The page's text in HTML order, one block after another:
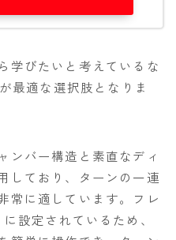
学びたいと考えているな
最適な選択肢となりま
ンバー構造と素直なディ
しており、ターンの一連
常に適しています。フレ
設定されているため、